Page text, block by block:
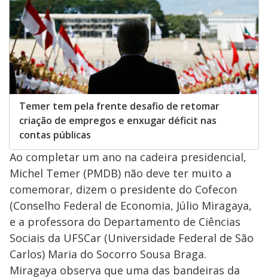
Temer tem pela frente desafio de retomar
criação de empregos e enxugar déficit nas
contas públicas
Ao completar um ano na cadeira presidencial,
Michel Temer (PMDB) não deve ter muito a
comemorar, dizem o presidente do Cofecon
(Conselho Federal de Economia, Júlio Miragaya,
e a professora do Departamento de Ciências
Sociais da UFSCar (Universidade Federal de São
Carlos) Maria do Socorro Sousa Braga.
Miragaya observa que uma das bandeiras da